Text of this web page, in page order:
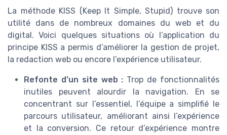
La méthode KISS (Keep It Simple, Stupid) trouve son
utilité dans de nombreux domaines du web et du
digital. Voici quelques situations où l’application du
principe KISS a permis d’améliorer la gestion de projet,
la redaction web ou encore l’expérience utilisateur.
Refonte d’un site web : Trop de fonctionnalités
inutiles peuvent alourdir la navigation. En se
concentrant sur l’essentiel, l’équipe a simplifié le
parcours utilisateur, améliorant ainsi l’expérience
et la conversion. Ce retour d’expérience montre